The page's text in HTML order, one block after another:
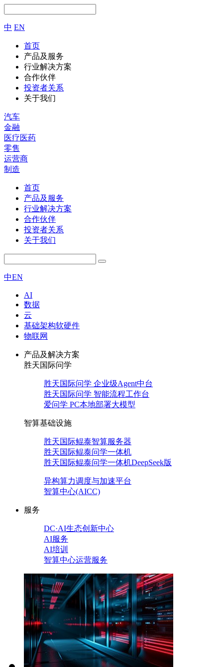
中 EN
首页
产品及服务
行业解决方案
合作伙伴
投资者关系
关于我们
汽车
金融
医疗医药
零售
运营商
制造
首页
产品及服务
行业解决方案
合作伙伴
投资者关系
关于我们
中EN
AI
数据
云
基础架构软硬件
物联网
产品及解决方案
胜天国际问学
胜天国际问学 企业级Agent中台
胜天国际问学 智能流程工作台
爱问学 PC本地部署大模型
智算基础设施
胜天国际鲲泰智算服务器
胜天国际鲲泰问学一体机
胜天国际鲲泰问学一体机DeepSeek版
异构算力调度与加速平台
智算中心(AICC)
服务
DC·AI生态创新中心
AI服务
AI培训
智算中心运营服务